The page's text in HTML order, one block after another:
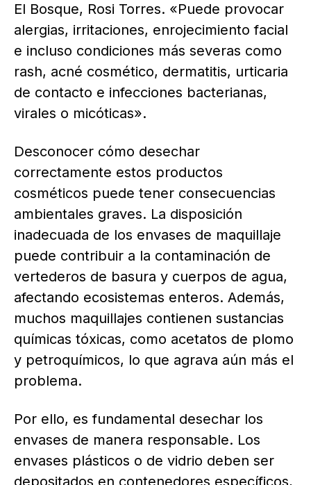
El Bosque, Rosi Torres. «Puede provocar
alergias, irritaciones, enrojecimiento facial
e incluso condiciones más severas como
rash, acné cosmético, dermatitis, urticaria
de contacto e infecciones bacterianas,
virales o micóticas».
Desconocer cómo desechar
correctamente estos productos
cosméticos puede tener consecuencias
ambientales graves. La disposición
inadecuada de los envases de maquillaje
puede contribuir a la contaminación de
vertederos de basura y cuerpos de agua,
afectando ecosistemas enteros. Además,
muchos maquillajes contienen sustancias
químicas tóxicas, como acetatos de plomo
y petroquímicos, lo que agrava aún más el
problema.
Por ello, es fundamental desechar los
envases de manera responsable. Los
envases plásticos o de vidrio deben ser